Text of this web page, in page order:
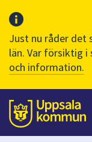
Just nu råder det
län. Var försiktig i
och information.
Till sidans
huvudinnehåll